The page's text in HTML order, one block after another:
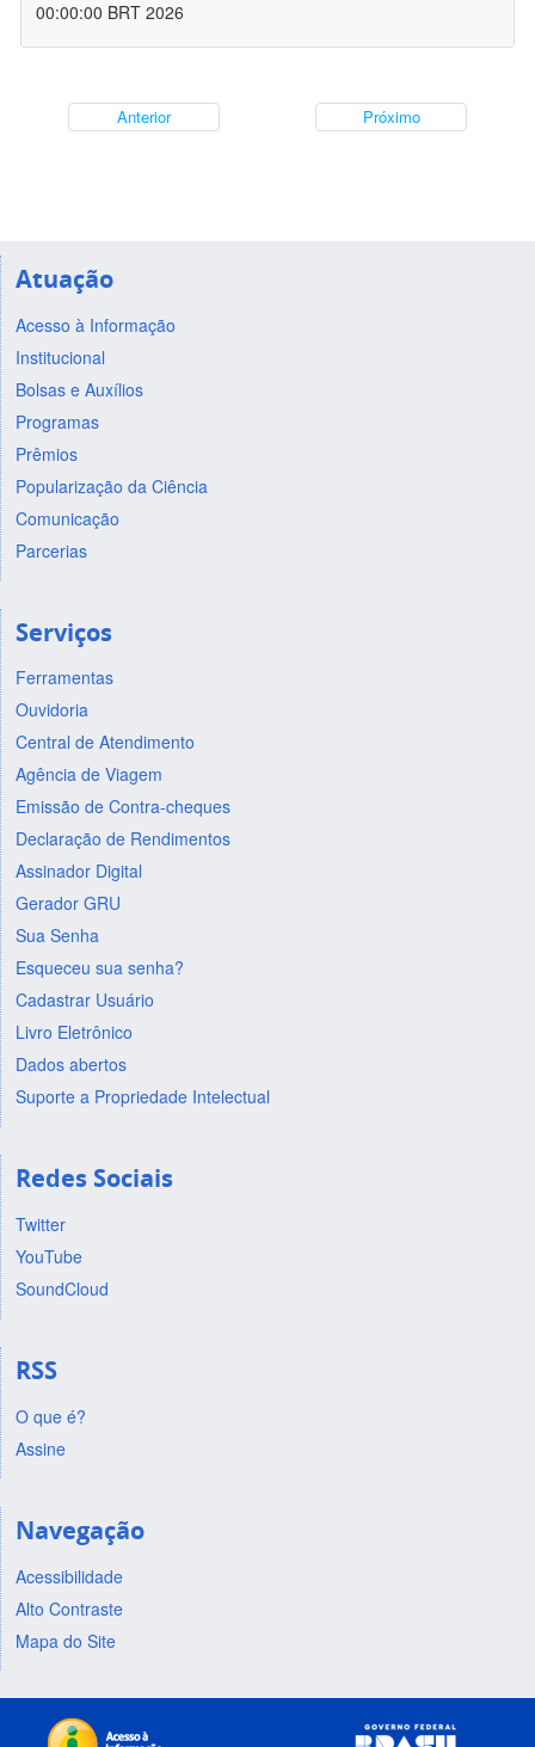
00:00:00 BRT 2026
Anterior Próximo
Atuação
Acesso à Informação
Institucional
Bolsas e Auxílios
Programas
Prêmios
Popularização da Ciência
Comunicação
Parcerias
Serviços
Ferramentas
Ouvidoria
Central de Atendimento
Agência de Viagem
Emissão de Contra-cheques
Declaração de Rendimentos
Assinador Digital
Gerador GRU
Sua Senha
Esqueceu sua senha?
Cadastrar Usuário
Livro Eletrônico
Dados abertos
Suporte a Propriedade Intelectual
Redes Sociais
Twitter
YouTube
SoundCloud
RSS
O que é?
Assine
Navegação
Acessibilidade
Alto Contraste
Mapa do Site